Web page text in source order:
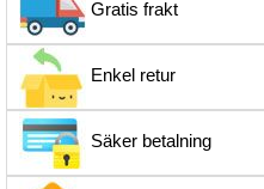
Gratis frakt
Enkel retur
Säker betalning